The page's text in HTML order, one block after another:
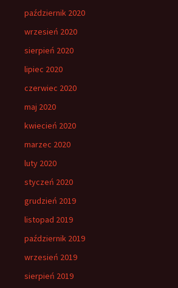
październik 2020
wrzesień 2020
sierpień 2020
lipiec 2020
czerwiec 2020
maj 2020
kwiecień 2020
marzec 2020
luty 2020
styczeń 2020
grudzień 2019
listopad 2019
październik 2019
wrzesień 2019
sierpień 2019